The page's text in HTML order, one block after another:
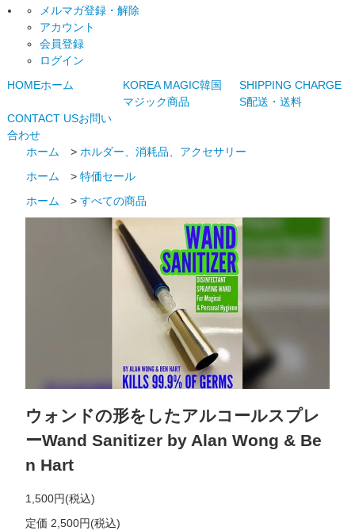
メルマガ登録・解除
アカウント
会員登録
ログイン
HOMEホーム KOREA MAGIC韓国
マジック商品
SHIPPING CHARGE
S配送・送料
CONTACT USお問い
合わせ
ホーム
>ホルダー、消耗品、アクセサリー
ホーム
>特価セール
ホーム
>すべての商品
ウォンドの形をしたアルコールスプレ
ーWand Sanitizer by Alan Wong & Be
n Hart
1,500円(税込)
定価 2,500円(税込)